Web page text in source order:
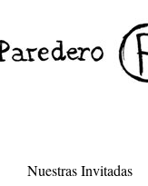
Nuestras Invitadas